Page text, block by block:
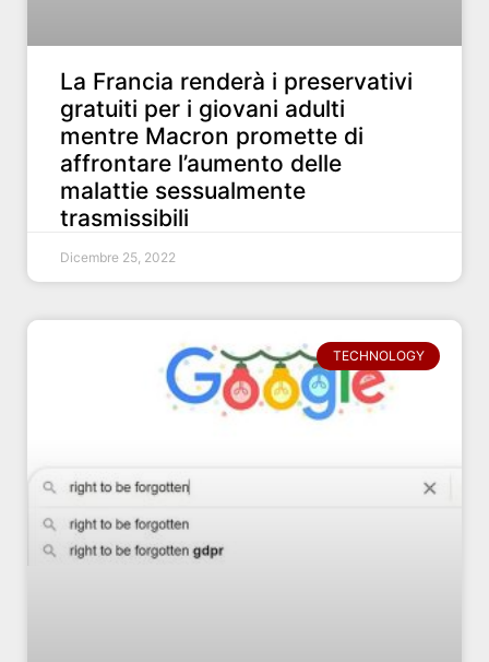
La Francia renderà i preservativi
gratuiti per i giovani adulti
mentre Macron promette di
affrontare l’aumento delle
malattie sessualmente
trasmissibili
Dicembre 25, 2022
TECHNOLOGY